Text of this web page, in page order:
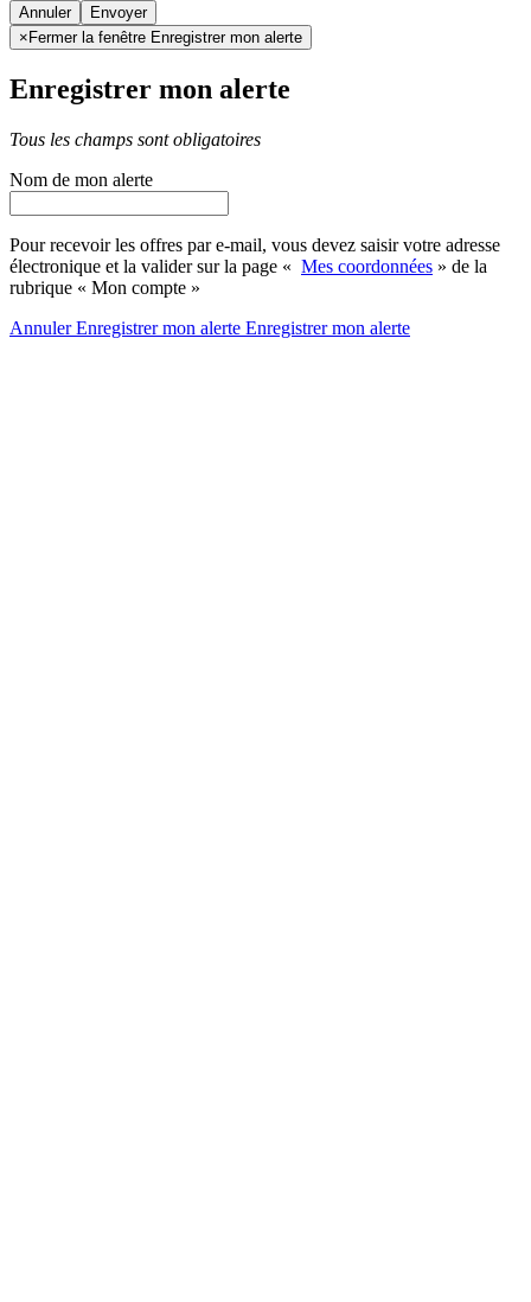
Annuler
× Fermer la fenêtre Enregistrer mon alerte
Enregistrer mon alerte
Tous les champs sont obligatoires
Nom de mon alerte
Pour recevoir les offres par e-mail, vous devez saisir votre adresse
électronique et la valider sur la page « Mes coordonnées » de la
rubrique « Mon compte »
AnnulerEnregistrer mon alerte Enregistrermon alerte